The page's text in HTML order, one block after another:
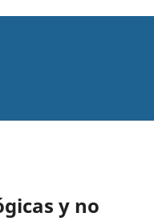
y no